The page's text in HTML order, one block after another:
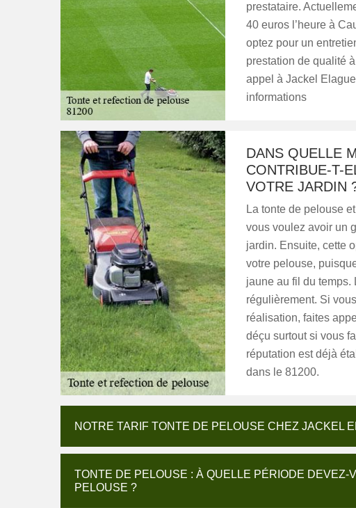
prestataire.
40 euros l’heure à
optez pour un
prestation de qualité
appel à Jackel
informations
DANS QUELLE
CONTRIBUE-T-
VOTRE JARDIN
La tonte de pelouse
vous voulez avoir un
jardin. Ensuite, cette
votre pelouse,
jaune au fil du temps.
régulièrement. Si
réalisation, faites
déçu surtout si vous
réputation est déjà
dans le 81200.
NOTRE TARIF TONTE DE PELOUSE CHEZ JACKEL
TONTE DE PELOUSE : À QUELLE PÉRIODE DEVEZ-
PELOUSE ?